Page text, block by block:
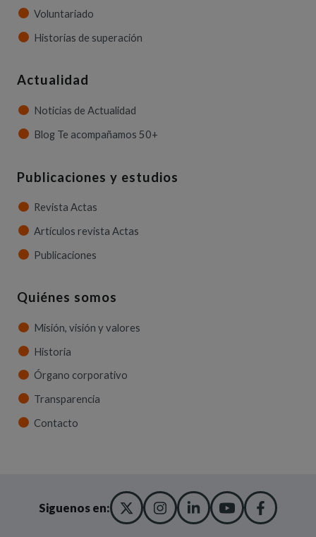
Voluntariado
Historias de superación
Actualidad
Noticias de Actualidad
Blog Te acompañamos 50+
Publicaciones y estudios
Revista Actas
Artículos revista Actas
Publicaciones
Quiénes somos
Misión, visión y valores
Historia
Órgano corporativo
Transparencia
Contacto
Siguenos en: X TWITTER
(ABRE EN NUEVA
INSTAGRAM
(ABRE EN NUEVA
LINKEDIN
(ABRE EN
YOUTUBE
(ABRE EN